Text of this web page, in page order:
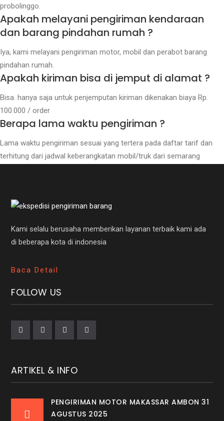
probolinggo.
Apakah melayani pengiriman kendaraan
dan barang pindahan rumah ?
Iya, kami melayani pengiriman motor, mobil dan perabot barang
pindahan rumah.
Apakah kiriman bisa di jemput di alamat ?
Bisa. hanya saja untuk penjemputan kiriman dikenakan biaya Rp.
100.000 / order
Berapa lama waktu pengiriman ?
Lama waktu pengiriman sesuai yang tertera pada daftar tarif dan
terhitung dari jadwal keberangkatan mobil/truk dari semarang
Kami selalu berusaha memberikan layanan terbaik kami ada
di beberapa kota di indonesia
Baca Detail
FOLLOW US
ARTIKEL & INFO
PENGIRIMAN MOTOR MAKASSAR AMBON 31
AGUSTUS 2025